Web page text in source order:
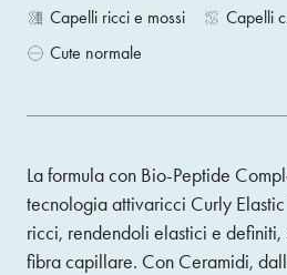
Capelli ricci e mossi Capelli
Cute normale
La formula con Bio-Peptide
tecnologia attivaricci Curly
ricci, rendendoli elastici e
fibra capillare. Con Ceramidi,